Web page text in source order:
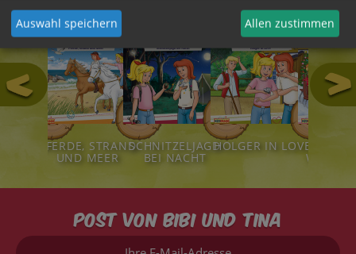
111 124
PFERDE, STRAND
UND MEER
123
SCHNITZELJAGD
BEI NACHT
122
HOLGER IN LOVE
Post von Bibi und Tina
Ihre
Auswahl speichern Allen zustimmen